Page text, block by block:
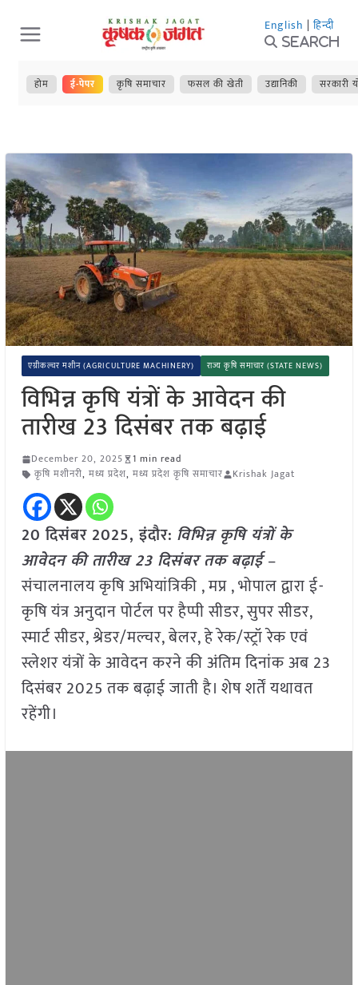
Skip
to
content
English | हिन्दी
Search
होम ई-पेपर कृषि समाचार फसल की खेती उद्यानिकी सरकारी
एग्रीकल्चर मशीन (AGRICULTURE MACHINERY) राज्य कृषि समाचार (STATE NEWS)
विभिन्न कृषि यंत्रों के आवेदन की
तारीख 23 दिसंबर तक बढ़ाई
December 20, 2025
1 min read
कृषि मशीनरी, मध्य प्रदेश, मध्य प्रदेश कृषि समाचार Krishak Jagat
20 दिसंबर 2025,इंदौर: विभिन्न कृषि यंत्रों के
आवेदन की तारीख 23 दिसंबर तक बढ़ाई–
संचालनालय कृषि अभियांत्रिकी , मप्र , भोपाल द्वारा ई-
कृषि यंत्र अनुदान पोर्टल पर हैप्पी सीडर, सुपर सीडर,
स्मार्ट सीडर, श्रेडर/मल्चर, बेलर, हे रेक/स्ट्रॉ रेक एवं
स्लेशर यंत्रों के आवेदन करने की अंतिम दिनांक अब 23
दिसंबर 2025 तक बढ़ाई जाती है। शेष शर्तें यथावत
रहेंगी।